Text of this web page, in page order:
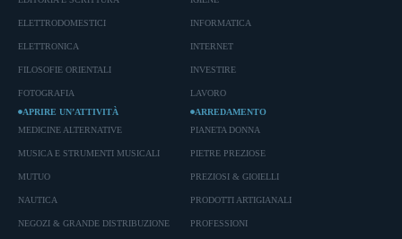
ELETTRODOMESTICI
ELETTRONICA
FILOSOFIE ORIENTALI
FOTOGRAFIA
INFORMATICA
INTERNET
INVESTIRE
LAVORO
APRIRE UN’ATTIVITÀ
MEDICINE ALTERNATIVE
MUSICA E STRUMENTI MUSICALI
MUTUO
NAUTICA
NEGOZI & GRANDE DISTRIBUZIONE
ARREDAMENTO
PIANETA DONNA
PIETRE PREZIOSE
PREZIOSI & GIOIELLI
PRODOTTI ARTIGIANALI
PROFESSIONI